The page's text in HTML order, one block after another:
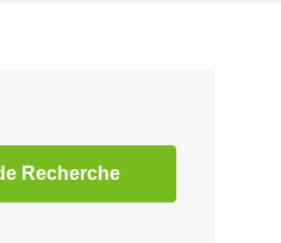
Recherche